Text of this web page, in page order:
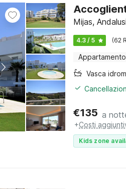
Mijas,
4.3 / 5 (62
Appartamento
€135 a
+Costi
Kids zone